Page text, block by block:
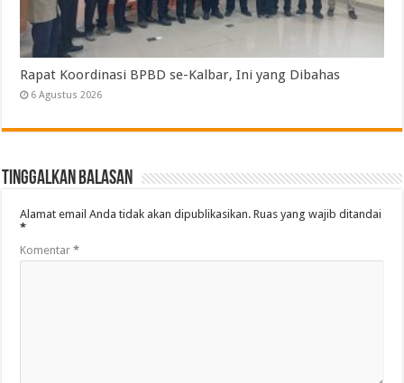
Rapat Koordinasi BPBD se-Kalbar, Ini yang Dibahas
6 Agustus 2026
Tinggalkan Balasan
Alamat email Anda tidak akan dipublikasikan. Ruas yang wajib ditandai
*
Komentar*